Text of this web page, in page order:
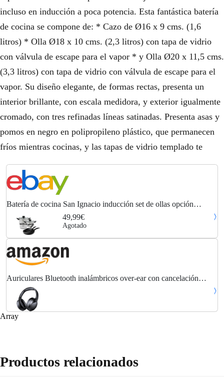
incluso en inducción a poca potencia. Esta fantástica batería
de cocina se compone de: * Cazo de Ø16 x 9 cms. (1,6
litros) * Olla Ø18 x 10 cms. (2,3 litros) con tapa de vidrio
con válvula de escape para el vapor * y Olla Ø20 x 11,5 cms.
(3,3 litros) con tapa de vidrio con válvula de escape para el
vapor. Su diseño elegante, de formas rectas, presenta un
interior brillante, con escala medidora, y exterior igualmente
cromado, con tres refinadas líneas satinadas. Presenta asas y
pomos en negro en polipropileno plástico, que permanecen
fríos mientras cocinas, y las tapas de vidrio templado te
Batería de cocina San Ignacio inducción set de ollas opción
49,99€
Agotado
Auriculares Bluetooth inalámbricos over-ear con cancelación
activa de ruido híbrida (ANC) y micrófono ENC, 100h autonomía,
plegables y cómodos – Cascos...
Array
Productos relacionados